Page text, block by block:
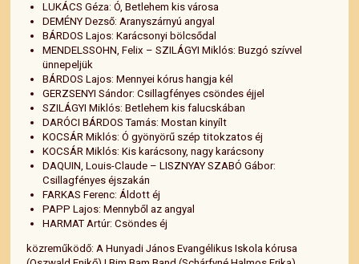
LUKÁCS Géza: Ó, Betlehem kis városa
DEMÉNY Dezső: Aranyszárnyú angyal
BÁRDOS Lajos: Karácsonyi bölcsődal
MENDELSSOHN, Felix – SZILÁGYI Miklós: Buzgó szívvel
ünnepeljük
BÁRDOS Lajos: Mennyei kórus hangja kél
GERZSENYI Sándor: Csillagfényes csöndes éjjel
SZILÁGYI Miklós: Betlehem kis falucskában
DARÓCI BÁRDOS Tamás: Mostan kinyílt
KOCSÁR Miklós: Ó gyönyörű szép titokzatos éj
KOCSÁR Miklós: Kis karácsony, nagy karácsony
DAQUIN, Louis-Claude – LISZNYAY SZABÓ Gábor:
Csillagfényes éjszakán
FARKAS Ferenc: Áldott éj
PAPP Lajos: Mennyből az angyal
HARMAT Artúr: Csöndes éj
közreműködő: A Hunyadi János Evangélikus Iskola kórusa